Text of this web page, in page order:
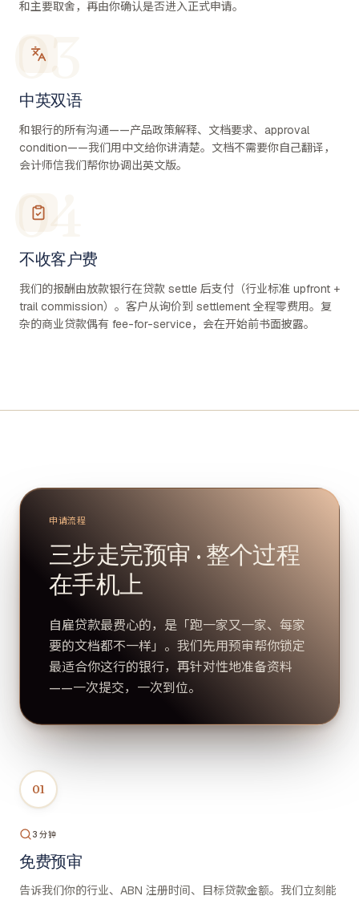
和主要取舍，再由你确认是否进入正式申请。
03
中英双语
和银行的所有沟通——产品政策解释、文档要求、approval
condition——我们用中文给你讲清楚。文档不需要你自己翻译，
会计师信我们帮你协调出英文版。
04
不收客户费
我们的报酬由放款银行在贷款 settle 后支付（行业标准 upfront +
trail commission）。客户从询价到 settlement 全程零费用。复
杂的商业贷款偶有 fee-for-service，会在开始前书面披露。
申请流程
三步走完预审 · 整个过程
在手机上
自雇贷款最费心的，是「跑一家又一家、每家
要的文档都不一样」。我们先用预审帮你锁定
最适合你这行的银行，再针对性地准备资料
——一次提交，一次到位。
01
3 分钟
免费预审
告诉我们你的行业、ABN 注册时间、目标贷款金额。我们立刻能